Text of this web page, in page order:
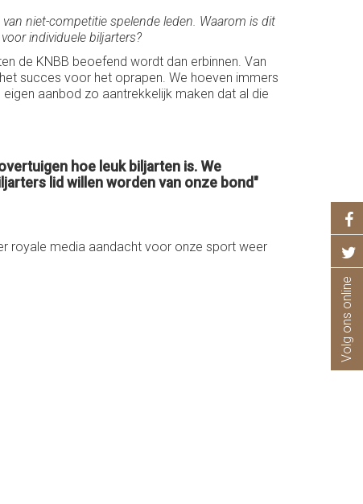
niet-competitie spelende leden. Waarom is dit
individuele biljarters?
de KNBB beoefend wordt dan erbinnen. Van
succes voor het oprapen. We hoeven immers
aanbod zo aantrekkelijk maken dat al die
hoe leuk biljarten is. We
lid willen worden van onze bond"
royale media aandacht voor onze sport weer
Volg ons online